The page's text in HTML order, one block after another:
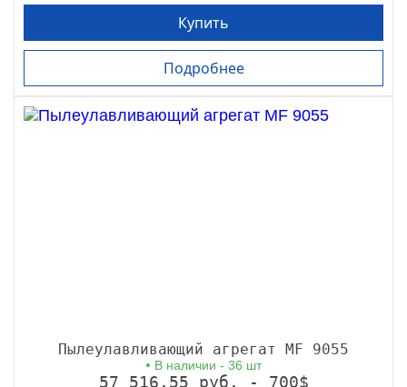
Купить
Подробнее
Пылеулавливающий агрегат MF 9055
В наличии - 36 шт
57 516.55 руб. - 700$